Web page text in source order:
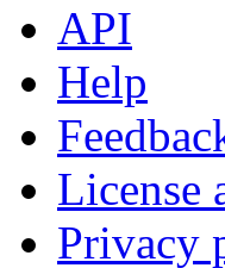
API
Help
License
Privacy